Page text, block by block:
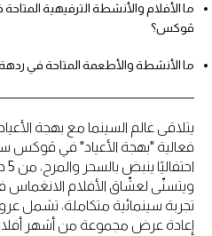
ڤوكس؟
ما الأنشطة والأطعمة المتاحة في
يتلاقى عالم السينما مع بهجة
فعالية "بهجة الأعياد" في ڤوكس
ويتسنّى لعشّاق الأفلام الانغماس
إعادة عرض مجموعة من أشهر أفلام